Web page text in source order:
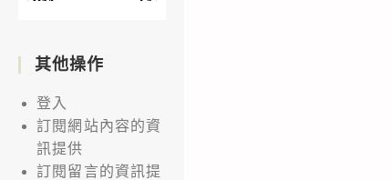
其他操作
登入
訂閱網站內容的資
訊提供
訂閱留言的資訊提